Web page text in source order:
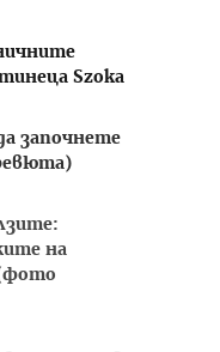
Szoka
започнете
на